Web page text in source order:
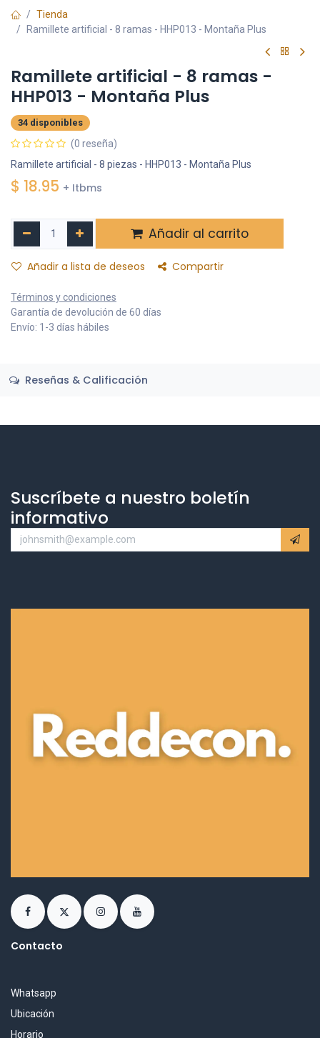
Tienda
Ramillete artificial - 8 ramas - HHP013 - Montaña Plus
Ramillete artificial - 8 ramas -
HHP013 - Montaña Plus
34 disponibles
(0 reseña)
Ramillete artificial - 8 piezas - HHP013 - Montaña Plus
$ 18.95 + Itbms
Añadir al carrito
Añadir a lista de deseos Compartir
Términos y condiciones
Garantía de devolución de 60 días
Envío: 1-3 días hábiles
Reseñas & Calificación
Suscríbete a nuestro boletín
informativo
Contacto
Whatsapp
Ubicación
Horario